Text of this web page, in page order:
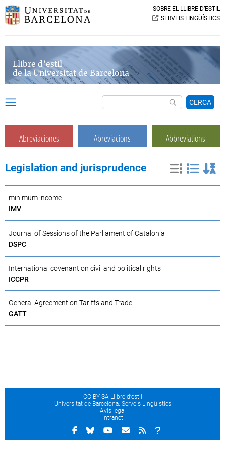
SOBRE EL LLIBRE D’ESTIL
SERVEIS LINGÜÍSTICS
Llibre d’estil
de la Universitat de Barcelona
CERCA
Abreviaciones Abreviacions Abbreviations
Legislation and jurisprudence
minimum income
IMV
Journal of Sessions of the Parliament of Catalonia
DSPC
International covenant on civil and political rights
ICCPR
General Agreement on Tariffs and Trade
GATT
CC BY-SA Llibre d’estil
Universitat de Barcelona. Serveis Lingüístics
Avís legal
Intranet